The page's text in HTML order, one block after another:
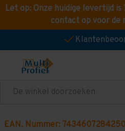
Let op: Onze huidige levertijd is
contact op voor de
Zoeken
EAN. Nummer: 7434607284250